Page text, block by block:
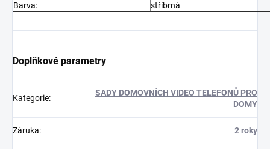
Barva: stříbrná
Doplňkové parametry
Kategorie:
SADY DOMOVNÍCH VIDEO TELEFONŮ PRO
DOMY
Záruka: 2 roky